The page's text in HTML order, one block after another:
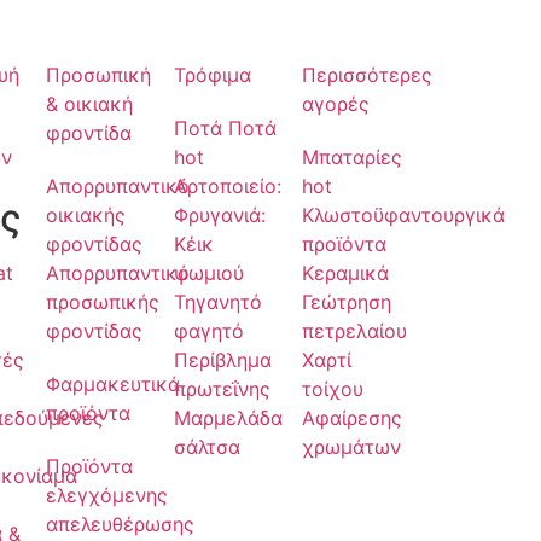
&
Προσωπική
& οικιακή
φροντίδα
Απορρυπαντικό
οικιακής
φροντίδας
Απορρυπαντικό
προσωπικής
φροντίδας
Φαρμακευτικά
προϊόντα
Προϊόντα
ελεγχόμενης
απελευθέρωσης
Τρόφιμα
Ποτά Ποτά
hot
Αρτοποιείο:
Φρυγανιά:
Κέικ
ψωμιού
Τηγανητό
φαγητό
Περίβλημα
πρωτεΐνης
Μαρμελάδα
σάλτσα
Περισσότερες
αγορές
Μπαταρίες
hot
Κλωστοϋφαντουργικά
προϊόντα
Κεραμικά
Γεώτρηση
πετρελαίου
Χαρτί
τοίχου
Αφαίρεσης
χρωμάτων